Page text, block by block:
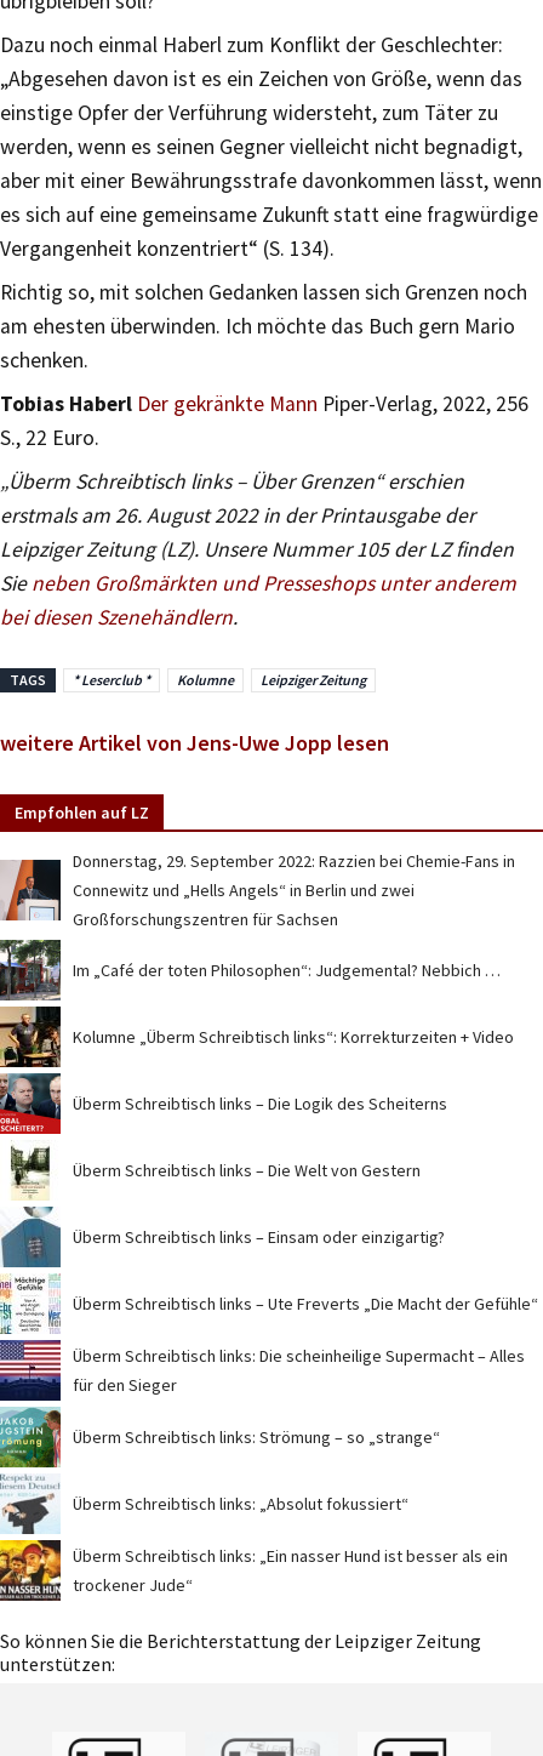
Dazu noch einmal Haberl zum Konflikt der Geschlechter:
„Abgesehen davon ist es ein Zeichen von Größe, wenn das
einstige Opfer der Verführung widersteht, zum Täter zu
werden, wenn es seinen Gegner vielleicht nicht begnadigt,
aber mit einer Bewährungsstrafe davonkommen lässt, wenn
es sich auf eine gemeinsame Zukunft statt eine fragwürdige
Vergangenheit konzentriert“ (S. 134).
Richtig so, mit solchen Gedanken lassen sich Grenzen noch
am ehesten überwinden. Ich möchte das Buch gern Mario
schenken.
Tobias Haberl Der gekränkte Mann Piper-Verlag, 2022, 256
S., 22 Euro.
„Überm Schreibtisch links – Über Grenzen“ erschien
erstmals am 26. August 2022 in der Printausgabe der
Leipziger Zeitung (LZ). Unsere Nummer 105 der LZ finden
Sieneben Großmärkten und Presseshops unter anderem
bei diesen Szenehändlern.
TAGS * Leserclub * Kolumne Leipziger Zeitung
weitere Artikel von Jens-Uwe Jopp lesen
Empfohlen auf LZ
Donnerstag, 29. September 2022: Razzien bei Chemie-Fans in
Connewitz und „Hells Angels“ in Berlin und zwei
Großforschungszentren für Sachsen
Im „Café der toten Philosophen“: Judgemental? Nebbich …
Kolumne „Überm Schreibtisch links“: Korrekturzeiten + Video
Überm Schreibtisch links – Die Logik des Scheiterns
Überm Schreibtisch links – Die Welt von Gestern
Überm Schreibtisch links – Einsam oder einzigartig?
Überm Schreibtisch links – Ute Freverts „Die Macht der Gefühle“
Überm Schreibtisch links: Die scheinheilige Supermacht – Alles
für den Sieger
Überm Schreibtisch links: Strömung – so „strange“
Überm Schreibtisch links: „Absolut fokussiert“
Überm Schreibtisch links: „Ein nasser Hund ist besser als ein
trockener Jude“
So können Sie die Berichterstattung der Leipziger Zeitung
unterstützen: